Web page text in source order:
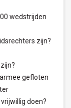
wedstrijden
zijn?
gefloten
doen?